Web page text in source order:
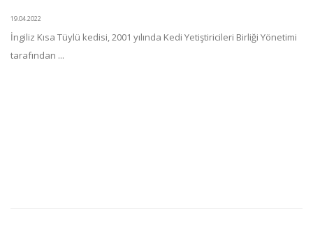
19.04.2022
İngiliz Kısa Tüylü kedisi, 2001 yılında Kedi Yetiştiricileri Birliği Yönetimi
tarafından ...